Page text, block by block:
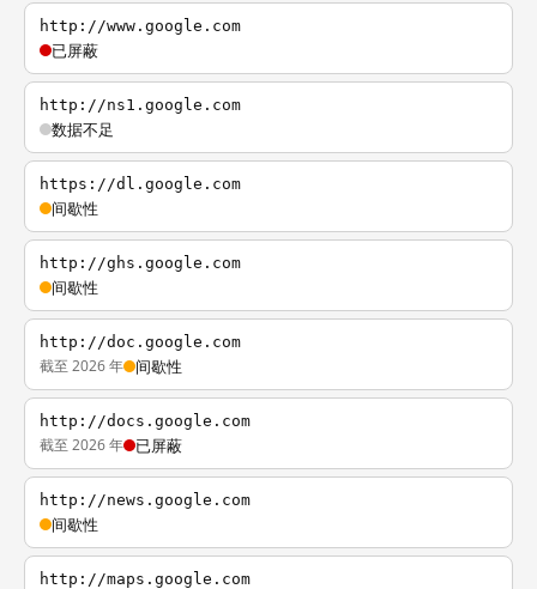
http://www.google.com
已屏蔽
http://ns1.google.com
数据不足
https://dl.google.com
间歇性
http://ghs.google.com
间歇性
http://doc.google.com
截至 2026 年 间歇性
http://docs.google.com
截至 2026 年 已屏蔽
http://news.google.com
间歇性
http://maps.google.com